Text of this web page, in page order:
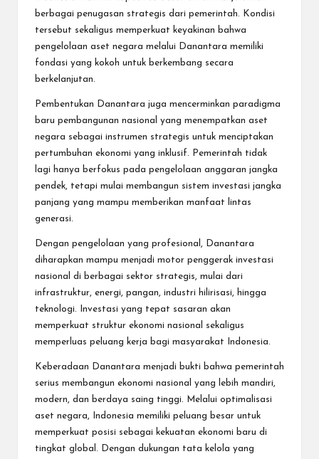
berbagai penugasan strategis dari pemerintah. Kondisi
tersebut sekaligus memperkuat keyakinan bahwa
pengelolaan aset negara melalui Danantara memiliki
fondasi yang kokoh untuk berkembang secara
berkelanjutan.
Pembentukan Danantara juga mencerminkan paradigma
baru pembangunan nasional yang menempatkan aset
negara sebagai instrumen strategis untuk menciptakan
pertumbuhan ekonomi yang inklusif. Pemerintah tidak
lagi hanya berfokus pada pengelolaan anggaran jangka
pendek, tetapi mulai membangun sistem investasi jangka
panjang yang mampu memberikan manfaat lintas
generasi.
Dengan pengelolaan yang profesional, Danantara
diharapkan mampu menjadi motor penggerak investasi
nasional di berbagai sektor strategis, mulai dari
infrastruktur, energi, pangan, industri hilirisasi, hingga
teknologi. Investasi yang tepat sasaran akan
memperkuat struktur ekonomi nasional sekaligus
memperluas peluang kerja bagi masyarakat Indonesia.
Keberadaan Danantara menjadi bukti bahwa pemerintah
serius membangun ekonomi nasional yang lebih mandiri,
modern, dan berdaya saing tinggi. Melalui optimalisasi
aset negara, Indonesia memiliki peluang besar untuk
memperkuat posisi sebagai kekuatan ekonomi baru di
tingkat global. Dengan dukungan tata kelola yang